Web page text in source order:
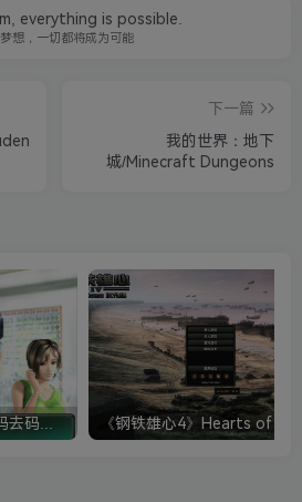
everything is possible.
想，一切都将成为可能
下一篇
我的世界：地下
城/Minecraft Dungeons
电车之狼R中文汉化解码去码硬盘完整破解版+MOD特典+全CG存档+攻略|修复卡顿